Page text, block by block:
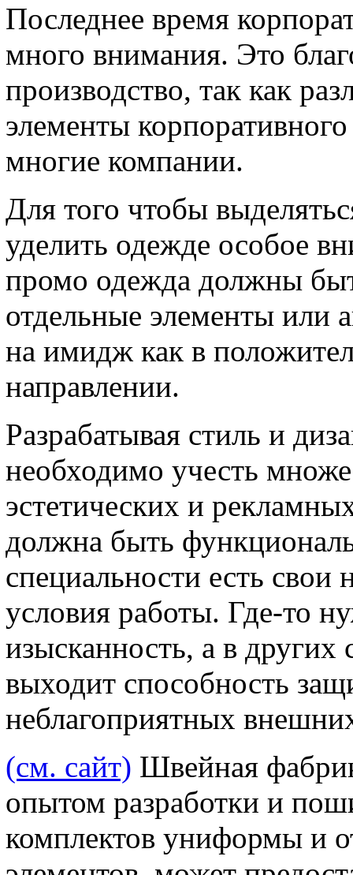
Последнее время
много внимания. Это
производство, так как
элементы
многие компании.
Для того чтобы
уделить одежде особое
промо одежда должны
отдельные элементы или
на имидж как в
направлении.
Разрабатывая стиль и
необходимо учесть
эстетических и
должна быть
специальности есть
условия работы. Где-то
изысканность, а в других
выходит способность
неблагоприятных
(см. сайт) Швейная
опытом разработки и
комплектов униформы и